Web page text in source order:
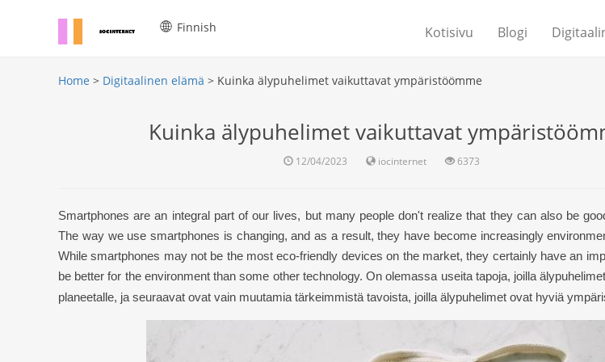
Finnish Kotisivu Blogi
Home > Digitaalinen elämä > Kuinka älypuhelimet vaikuttavat ympäristöömme
Kuinka älypuhelimet vaikuttavat
12/04/2023 iocinternet 6373
Smartphones are an integral part of our lives, but many people don't realize that they can also be
The way we use smartphones is changing, and as a result, they have become increasingly
While smartphones may not be the most eco-friendly devices on the market, they certainly have an
be better for the environment than some other technology. On olemassa useita tapoja, joilla
planeetalle, ja seuraavat ovat vain muutamia tärkeimmistä tavoista, joilla älypuhelimet ovat hyviä